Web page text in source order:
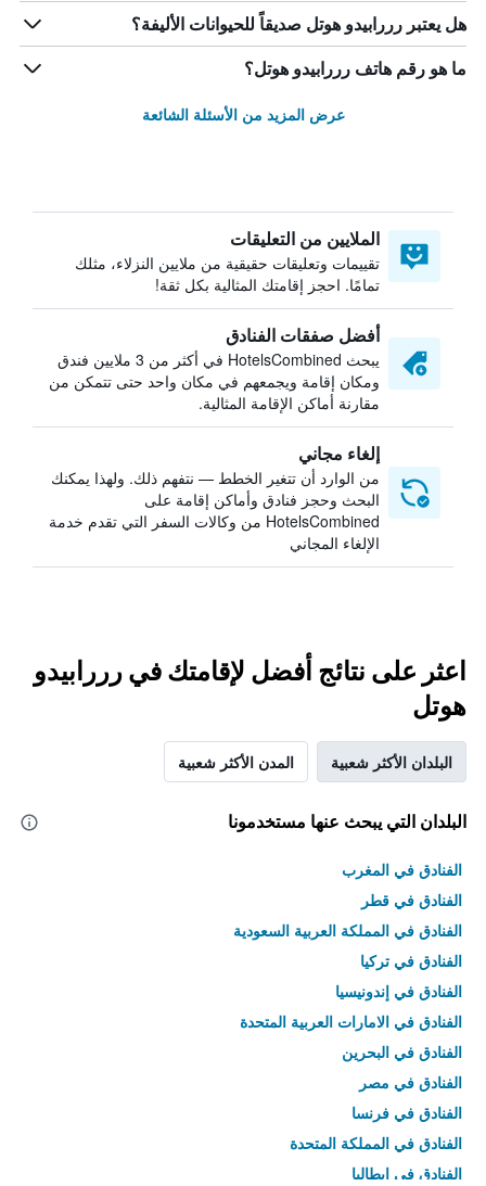
هل يعتبر رررابيدو هوتل صديقاً للحيوانات الأليفة؟
ما هو رقم هاتف رررابيدو هوتل؟
عرض المزيد من الأسئلة الشائعة
الملايين من التعليقات
تقييمات وتعليقات حقيقية من ملايين النزلاء، مثلك
تمامًا. احجز إقامتك المثالية بكل ثقة!
أفضل صفقات الفنادق
يبحث HotelsCombined في أكثر من 3 ملايين فندق
ومكان إقامة ويجمعهم في مكان واحد حتى تتمكن من
مقارنة أماكن الإقامة المثالية.
إلغاء مجاني
من الوارد أن تتغير الخطط — نتفهم ذلك. ولهذا يمكنك
البحث وحجز فنادق وأماكن إقامة على
HotelsCombined من وكالات السفر التي تقدم خدمة
الإلغاء المجاني
اعثر على نتائج أفضل لإقامتك في رررابيدو
هوتل
البلدان الأكثر شعبية المدن الأكثر شعبية
البلدان التي يبحث عنها مستخدمونا
الفنادق في المغرب
الفنادق في قطر
الفنادق في المملكة العربية السعودية
الفنادق في تركيا
الفنادق في إندونيسيا
الفنادق في الامارات العربية المتحدة
الفنادق في البحرين
الفنادق في مصر
الفنادق في فرنسا
الفنادق في المملكة المتحدة
الفنادق في إيطاليا